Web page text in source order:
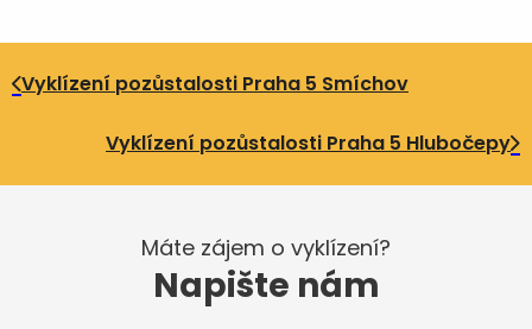
Vyklízení pozůstalosti Praha 5 Smíchov
Vyklízení pozůstalosti Praha 5 Hlubočepy
Máte zájem o vyklízení?
Napište nám